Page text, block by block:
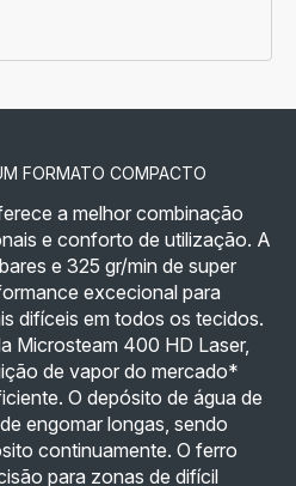
FORMATO COMPACTO
a melhor combinação
e conforto de utilização. A
e 325 gr/min de super
excecional para
difíceis em todos os tecidos.
Microsteam 400 HD Laser,
de vapor do mercado*
O depósito de água de
engomar longas, sendo
continuamente. O ferro
para zonas de difícil